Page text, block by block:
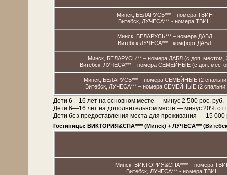
Минск, БЕЛАРУСЬ*** – номера ТВИН
Витебск, ЛУЧЕСА*** - номера ТВИН
Минск, БЕЛАРУСЬ*** – номера ДАБЛ
Витебск ЛУЧЕСА*** - комфорт ДАБЛ
Минск, БЕЛАРУСЬ*** – номера ДАБЛ (с доп. местом,
Витебск, ЛУЧЕСА*** – номера СЕМЕЙНЫЕ (с доп.
Минск, БЕЛАРУСЬ*** – номера СЕМЕЙНЫЕ (2
Витебск, ЛУЧЕСА*** – номера СЕМЕЙНЫЕ (2 спальни,
Дети 6—16 лет на основном месте — минус 2 500 рос. руб.
Дети 6—16 лет на дополнительном месте — минус 20% от
Дети без предоставления места для проживания — 15 000
Гостиницы: ВИКТОРИЯ&СПА**** (Минск) + ЛУЧЕСА***
Минск, ВИКТОРИЯ&СПА**** – номера
Витебск, ЛУЧЕСА*** - номера ТВИН